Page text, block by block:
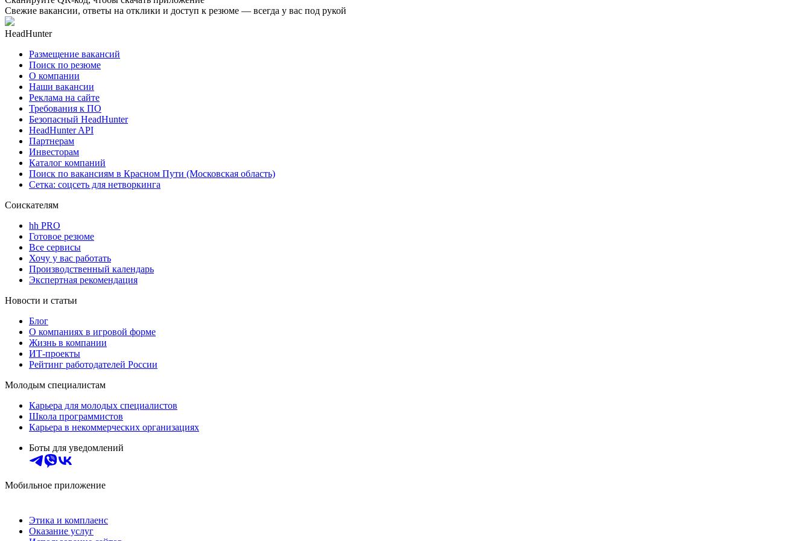
Свежие вакансии, ответы на отклики и доступ к резюме — всегда у вас под рукой
HeadHunter
Размещение вакансий
Поиск по резюме
О компании
Наши вакансии
Реклама на сайте
Требования к ПО
Безопасный HeadHunter
HeadHunter API
Партнерам
Инвесторам
Каталог компаний
Поиск по вакансиям в Красном Пути (Московская область)
Сетка: соцсеть для нетворкинга
Соискателям
hh PRO
Готовое резюме
Все сервисы
Хочу у вас работать
Производственный календарь
Экспертная рекомендация
Новости и статьи
Блог
О компаниях в игровой форме
Жизнь в компании
ИТ-проекты
Рейтинг работодателей России
Молодым специалистам
Карьера для молодых специалистов
Школа программистов
Карьера в некоммерческих организациях
Боты для уведомлений
Мобильное приложение
Этика и комплаенс
Оказание услуг